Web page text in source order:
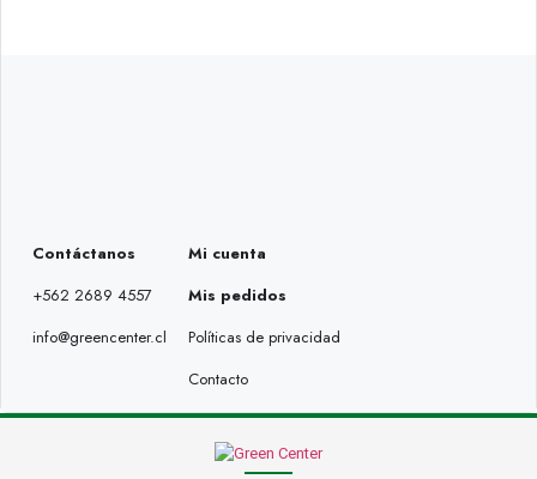
Contáctanos
+562 2689 4557
info@greencenter.cl
Mi cuenta
Mis pedidos
Políticas de privacidad
Contacto